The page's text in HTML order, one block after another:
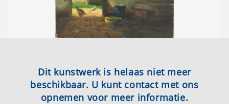
Dit kunstwerk is helaas niet meer
beschikbaar. U kunt contact met ons
opnemen voor meer informatie.